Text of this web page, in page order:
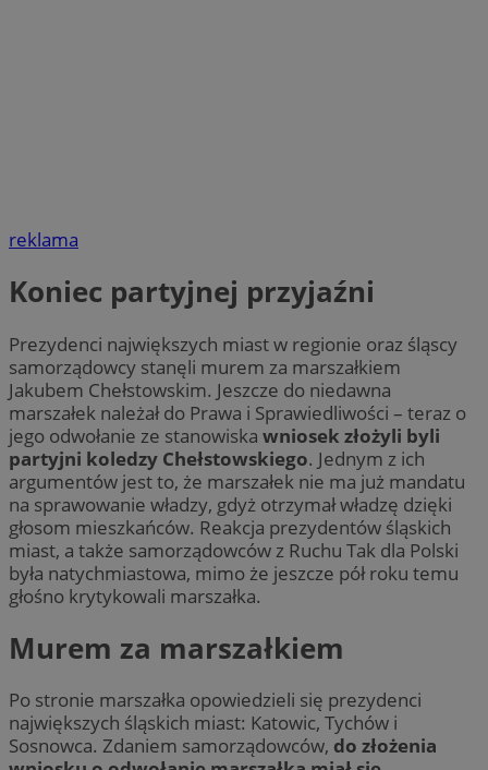
reklama
Koniec partyjnej przyjaźni
Prezydenci największych miast w regionie oraz śląscy
samorządowcy stanęli murem za marszałkiem
Jakubem Chełstowskim. Jeszcze do niedawna
marszałek należał do Prawa i Sprawiedliwości – teraz o
jego odwołanie ze stanowiska wniosek złożyli byli
partyjni koledzy Chełstowskiego. Jednym z ich
argumentów jest to, że marszałek nie ma już mandatu
na sprawowanie władzy, gdyż otrzymał władzę dzięki
głosom mieszkańców. Reakcja prezydentów śląskich
miast, a także samorządowców z Ruchu Tak dla Polski
była natychmiastowa, mimo że jeszcze pół roku temu
głośno krytykowali marszałka.
Murem za marszałkiem
Po stronie marszałka opowiedzieli się prezydenci
największych śląskich miast: Katowic, Tychów i
Sosnowca. Zdaniem samorządowców, do złożenia